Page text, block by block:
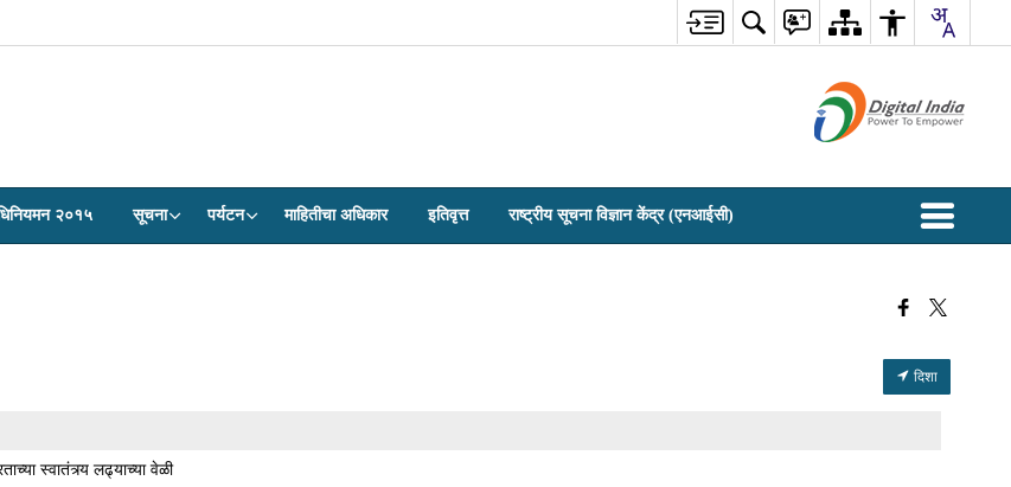
२०१५ सूचना पर्यटन माहितीचा अधिकार इतिवृत्त राष्ट्रीय सूचना विज्ञान केंद्र (एनआईसी)
दिशा
स्वातंत्र्य लढ्याच्या वेळी